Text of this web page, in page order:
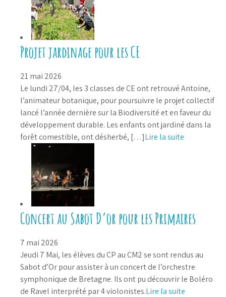
Projet jardinage pour les CE
21 mai 2026
Le lundi 27/04, les 3 classes de CE ont retrouvé Antoine,
l’animateur botanique, pour poursuivre le projet collectif
lancé l’année dernière sur la Biodiversité et en faveur du
développement durable. Les enfants ont jardiné dans la
forêt comestible, ont désherbé, […]Lire la suite
Concert au Sabot D’or pour les Primaires
7 mai 2026
Jeudi 7 Mai, les élèves du CP au CM2 se sont rendus au
Sabot d’Or pour assister à un concert de l’orchestre
symphonique de Bretagne. Ils ont pu découvrir le Boléro
de Ravel interprété par 4 violonistes.Lire la suite